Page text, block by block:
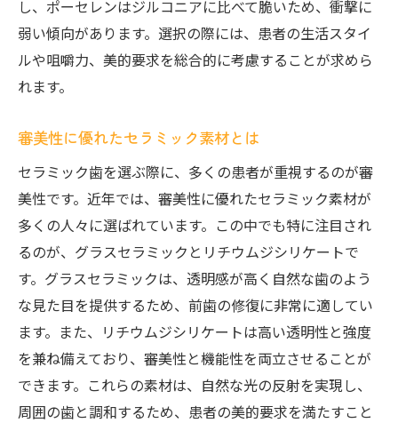
イント
自然な色合いを再現するためのコツ
セラミック歯の美しさを高める研磨技術
笑顔を輝かせる審美的セラミック治療法
美しさを保つための日常ケアとメンテナン
ス
機能性を重視したセラミック歯選びのチェック
リスト
噛み合わせに最適なセラミック素材
日常使用での耐久性と機能性
長期間使用での安定性と信頼性
口腔内環境に適応するセラミック歯
し、ポーセレンはジルコニアに比べて脆いため、衝撃に
弱い傾向があります。選択の際には、患者の生活スタイ
ルや咀嚼力、美的要求を総合的に考慮することが求めら
れます。
審美性に優れたセラミック素材とは
セラミック歯を選ぶ際に、多くの患者が重視するのが審
美性です。近年では、審美性に優れたセラミック素材が
多くの人々に選ばれています。この中でも特に注目され
るのが、グラスセラミックとリチウムジシリケートで
す。グラスセラミックは、透明感が高く自然な歯のよう
な見た目を提供するため、前歯の修復に非常に適してい
ます。また、リチウムジシリケートは高い透明性と強度
を兼ね備えており、審美性と機能性を両立させることが
できます。これらの素材は、自然な光の反射を実現し、
周囲の歯と調和するため、患者の美的要求を満たすこと